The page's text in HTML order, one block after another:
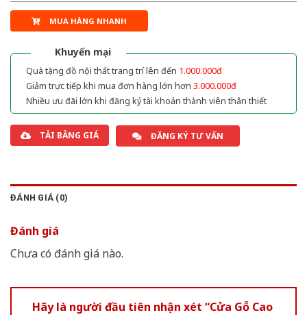
MUA HÀNG NHANH
Khuyến mại
Quà tặng đồ nội thất trang trí lên đến 1.000.000đ
Giảm trực tiếp khi mua đơn hàng lớn hơn 3.000.000đ
Nhiều ưu đãi lớn khi đăng ký tài khoản thành viên thân thiết
TẢI BẢNG GIÁ ĐĂNG KÝ TƯ VẤN
ĐÁNH GIÁ (0)
Đánh giá
Chưa có đánh giá nào.
Hãy là người đầu tiên nhận xét “Cửa Gỗ Cao